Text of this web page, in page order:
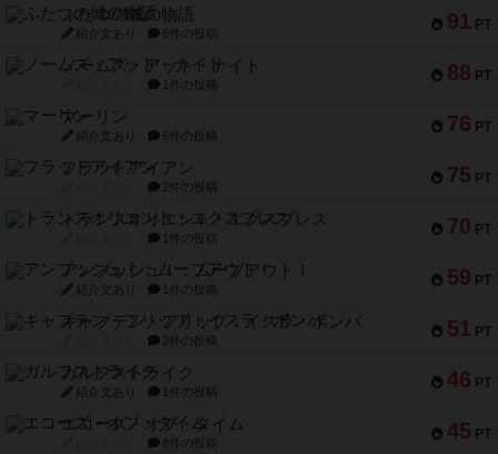
91 PT
ふたつの城の物語
紹介文あり 6件の投稿
88 PT
ノームズ・アット・ナイト
1件の投稿
76 PT
マーリン
紹介文あり 6件の投稿
75 PT
フラットアイアン
2件の投稿
70 PT
トランスオリエント・エクスプレス
1件の投稿
59 PT
アンブッシュ！：ムーブアウト！
紹介文あり 1件の投稿
51 PT
キャプテン・フリップ：イスラ・ボンバ
2件の投稿
46 PT
ガルフストライク
紹介文あり 1件の投稿
45 PT
エコーズ・オブ・タイム
8件の投稿